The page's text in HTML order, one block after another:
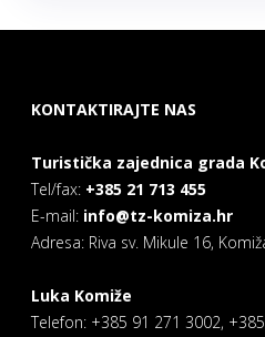
KONTAKTIRAJTE NAS
Turistička zajednica grada
Tel/fax: +385 21 713 455
E-mail: info@tz-komiza.hr
Adresa: Riva sv. Mikule 16,
Luka Komiže
Telefon: +385 91 271 3002,